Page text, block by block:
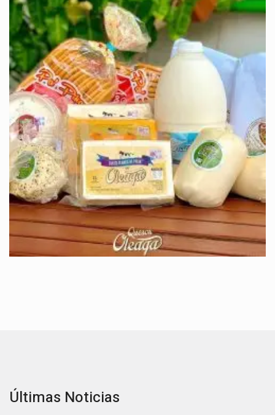
Últimas Noticias